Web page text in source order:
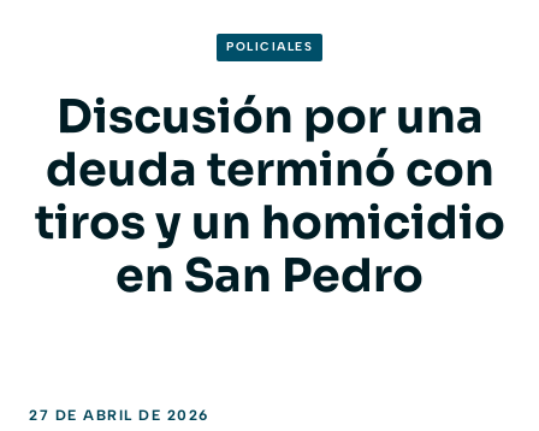
POLICIALES
Discusión por una
deuda terminó con
tiros y un homicidio
en San Pedro
27 DE ABRIL DE 2026